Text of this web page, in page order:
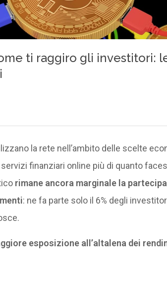
la rete nell’ambito delle scelte
finanziari online più di quanto
rimane ancora marginale la
: ne fa parte solo il 6% degli
esposizione all’altalena dei